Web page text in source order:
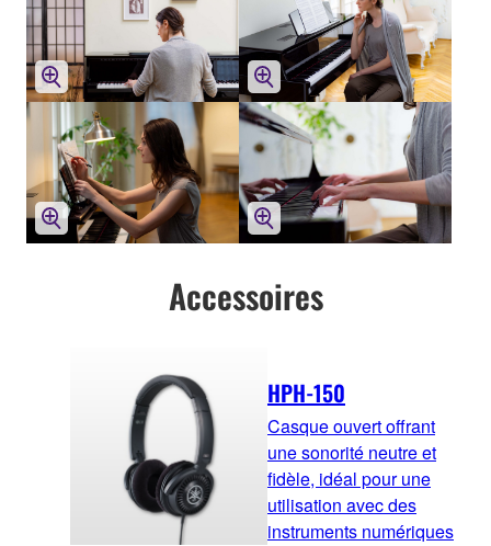
Accessoires
HPH-150
Casque ouvert offrant
une sonorité neutre et
fidèle, idéal pour une
utilisation avec des
instruments numériques